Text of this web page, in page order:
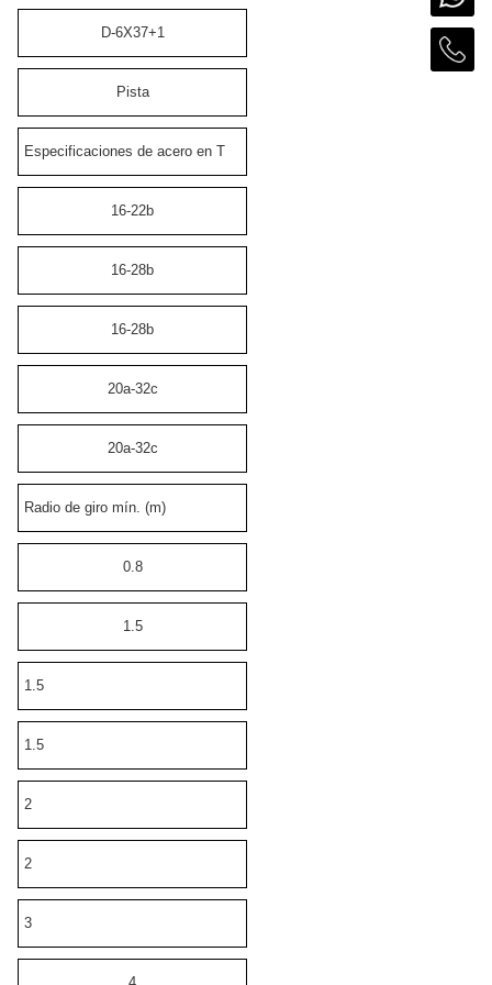
D-6X37+1
Pista
Especificaciones de acero en T
16-22b
16-28b
16-28b
20a-32c
20a-32c
Radio de giro mín. (m)
0.8
1.5
1.5
1.5
2
2
3